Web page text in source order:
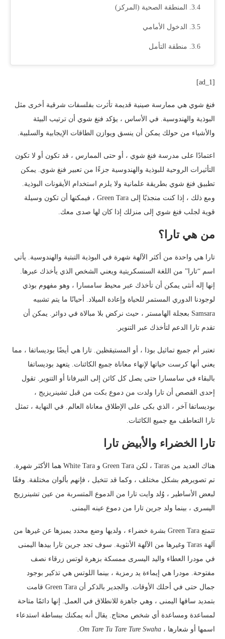
المنطقة الصحية (المركز)
الدخول الأمامي
منطقة التأمل
[ad_1]
فنغ شوي هي ممارسة صينية قديمة تأثرت بفلسفات شرقية أخرى مثل
البوذية والهندوسية. في الأساس ، يؤكد فنغ شوي أن ترتيب البيئة
والأشياء من حولك يمكن أن ينسق ويوازن الطاقات الإيجابية والسلبية.
اعتمادًا على مدرسة فنغ شوي ، أو حتى الممارس ، قد تكون أو لا تكون
التأثيرات الروحية للبوذية والهندوسية جزءًا من تعبير فنغ شوي. يمكن
تطبيق فنغ شوي بطريقة علمانية ولا يلزم استخدام الأيقونات البوذية.
ومع ذلك ، إذا كنت منجذبًا إلى Green Tara ، فيمكنها أن تكون وسيلة
قوية لجلب فنغ شوي إلى منزلك إذا كان لها صدى معك.
من هي تارا؟
تارا هي واحدة من أكثر الآلهة شهرة في البوذية التبتية والهندوسية. يأتي
اسم “تارا” من اللغة السنسكريتية ويعني الشخص الذي يأخذك عبرها.
إنها إله أنثى يمكن أن تأخذك عبر محيط سامسارا ، وهو مفهوم بوذي
لوجودنا الدوري المستمر للحياة وإعادة الميلاد. أحيانًا ما يتم تشبيه
Samsara بعجلة الهامستر ، حيث نركض بلا مبالاة في دوائر. يمكن أن
تقدم تارا الدعم لتأخذك عبر التنوير.
تعتبر أم جميع تماثيل بوذا ، أو المستيقظين. تارا هي أيضًا بوديساتفا ، مما
يعني أنها كرست حياتها لإنهاء معاناة جميع الكائنات. يتعهد بوديساتفا
بالبقاء في سامسارا حتى يصل كل كائن إلى النيرفانا أو التنوير. تقول
إحدى القصص أن تارا ولدت من دموع بكت من قبل تشينريزيج ،
بوديساتفا آخر ، الذي بكى على الإطلاق معاناة العالم. في النهاية ، تمثل
تارا التعاطف مع جميع الكائنات.
تارا الخضراء والأبيض تارا
هناك العديد من Taras ، لكن Green Tara و White Tara هما الأكثر شهرة.
تم تصويرهم بشكل مختلف ، وكما قد تتخيل ، فإنهم بألوان مختلفة. وفقًا
لبعض الأساطير ، وُلد وايت تارا من الدموع المتسربة من عين تشينرزيج
اليسرى ، بينما ولد جرين تارا من دموع عينه اليمنى.
تتمتع Green Tara بشرة خضراء ، ولديها وضع محدد يميزها عن غيرها من
آلهة Taras وغيرها من الآلهة الأنثوية. سوف تجد جرين تارا بيدها اليمنى
في مودرا العطاء واليد اليسرى ممسكة بزهرة لوتس زرقاء نصف
مفتوحة. مودرا هي إيماءة يد رمزية ، بينما اللوتس هي تذكير بوجود
جمال حتى في أحلك الأوقات. والجدير بالذكر أن Green Tara قامت
بتمديد ساقها اليمنى ، وهي جاهزة للانطلاق في العمل. إنها دائمًا متاحة
لمساعدة ومساعدة أي شخص محتاج. يقال أنه يمكنك ببساطة استدعاء
اسمها أو شعارها ، Om Tare Tu Tare Ture Swaha.